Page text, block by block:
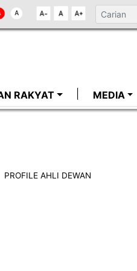
RAKYAT MEDIA
PROFILE AHLI DEWAN